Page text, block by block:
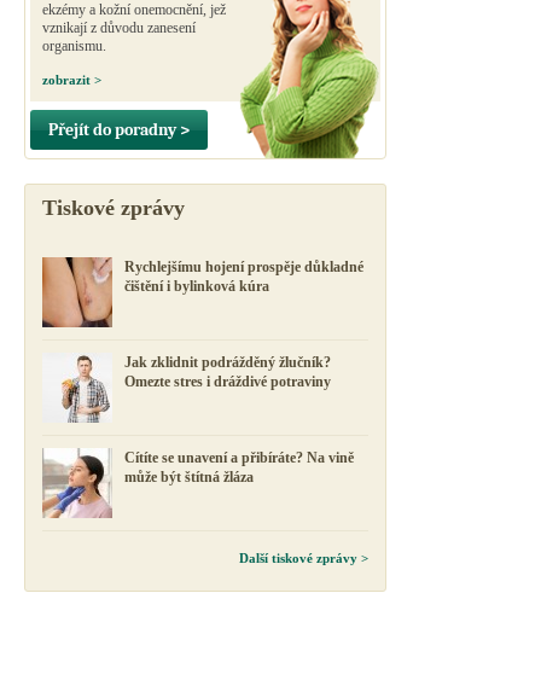
ekzémy a kožní onemocnění, jež
vznikají z důvodu zanesení
organismu.
zobrazit >
Přejít do poradny >
Tiskové zprávy
Rychlejšímu hojení prospěje důkladné
čištění i bylinková kúra
Jak zklidnit podrážděný žlučník?
Omezte stres i dráždivé potraviny
Cítíte se unavení a přibíráte? Na vině
může být štítná žláza
Další tiskové zprávy >